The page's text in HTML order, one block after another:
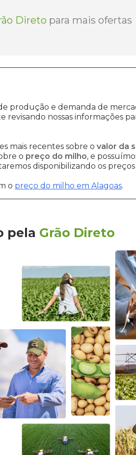
Direto para mais ofertas
produção e demanda de
revisando nossas informações
mais recentes sobre o valor da
o preço do milho, e
disponibilizando os preços
o preço do milho em Alagoas.
pela Grão Direto